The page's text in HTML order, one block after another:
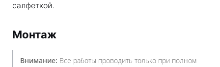
салфеткой.
Монтаж
Внимание: Все работы проводить только при полном